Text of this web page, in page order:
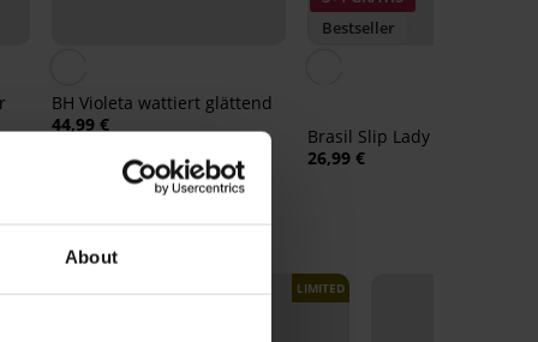
About
BH Violeta wattiert glättend
44,99 €
Bestseller
Brasil Slip Lady Grace New
26,99 €
LIMITED